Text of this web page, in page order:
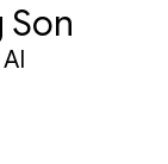
Son